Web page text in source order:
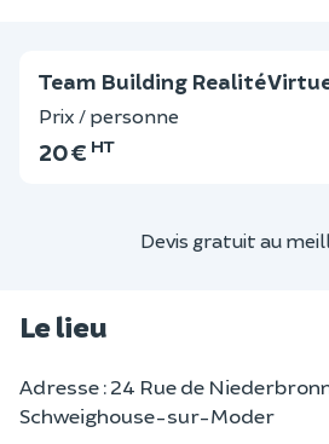
Team Building Realité
Prix / personne
20 € HT
Devis gratuit au
Le lieu
Adresse : 24 Rue de
Schweighouse-sur-Moder